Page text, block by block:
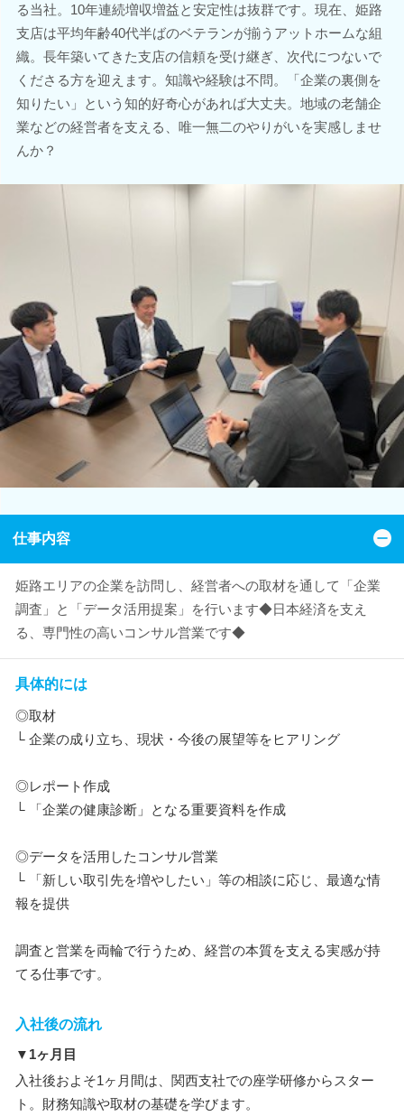
る当社。10年連続増収増益と安定性は抜群です。現在、姫路
支店は平均年齢40代半ばのベテランが揃うアットホームな組
織。長年築いてきた支店の信頼を受け継ぎ、次代につないで
くださる方を迎えます。知識や経験は不問。「企業の裏側を
知りたい」という知的好奇心があれば大丈夫。地域の老舗企
業などの経営者を支える、唯一無二のやりがいを実感しませ
んか？
仕事内容
姫路エリアの企業を訪問し、経営者への取材を通して「企業
調査」と「データ活用提案」を行います◆日本経済を支え
る、専門性の高いコンサル営業です◆
具体的には
◎取材
└ 企業の成り立ち、現状・今後の展望等をヒアリング
◎レポート作成
└ 「企業の健康診断」となる重要資料を作成
◎データを活用したコンサル営業
└ 「新しい取引先を増やしたい」等の相談に応じ、最適な情
報を提供
調査と営業を両輪で行うため、経営の本質を支える実感が持
てる仕事です。
入社後の流れ
▼1ヶ月目
入社後およそ1ヶ月間は、関西支社での座学研修からスター
ト。財務知識や取材の基礎を学びます。